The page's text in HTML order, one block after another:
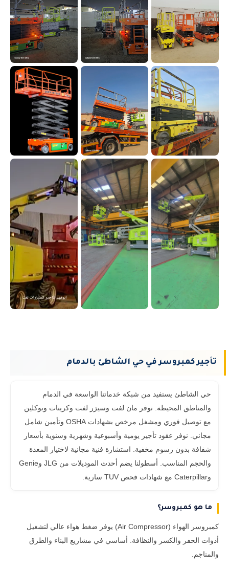
تأجير كمبروسر في حي الشاطئ بالدمام
حي الشاطئ يستفيد من شبكة خدماتنا الواسعة في الدمام
والمناطق المحيطة. نوفر مان لفت وسيزر لفت وكرينات وبوكلين
مع توصيل فوري ومشغل مرخص بشهادات OSHA وتأمين شامل
مجاني. نوفر عقود تأجير يومية وأسبوعية وشهرية وسنوية بأسعار
شفافة بدون رسوم مخفية. استشارة فنية مجانية لاختيار المعدة
والحجم المناسب. أسطولنا يضم أحدث الموديلات من JLG وGenie
وCaterpillar مع شهادات فحص TUV سارية.
ما هو كمبروسر؟
كمبروسر الهواء (Air Compressor) يوفر ضغط هواء عالي لتشغيل
أدوات الحفر والكسر والنظافة. أساسي في مشاريع البناء والطرق
والمناجم.